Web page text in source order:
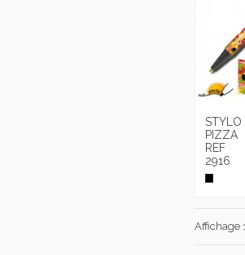
STYLO
PIZZA
REF
2916
Affichage